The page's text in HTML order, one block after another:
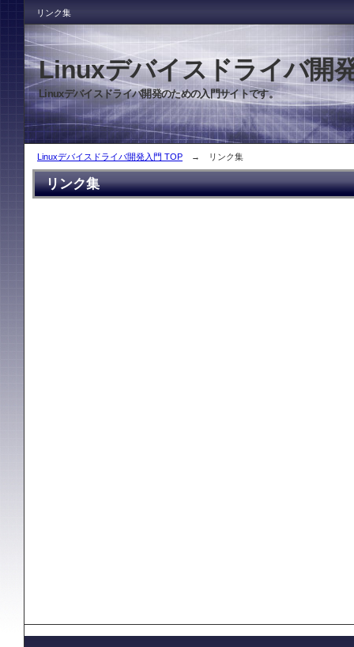
リンク集
Linuxデバイスドライバ開発入門 TOP → リンク集
リンク集
Linuxデバイスドライバ開
Linuxデバイスドライバ開発のための入門サイトです。